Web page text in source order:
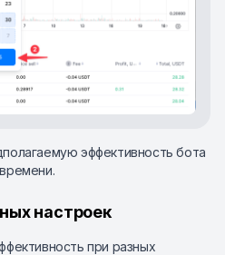
эффективность бота
настроек
при разных